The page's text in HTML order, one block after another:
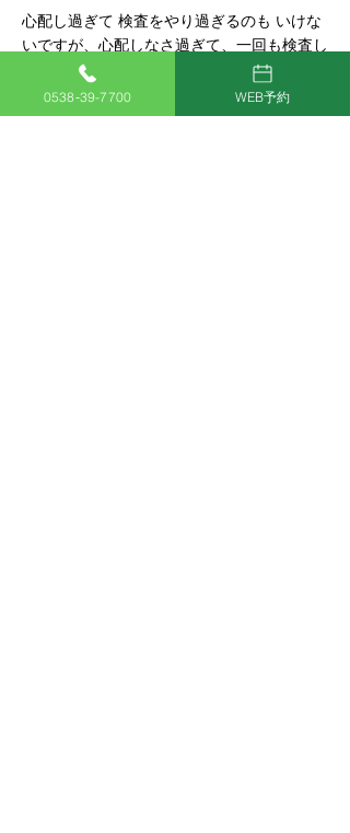
心配し過ぎて 検査をやり過ぎるのも いけな
いですが、心配しなさ過ぎて、一回も検査し
ないで自分は大丈夫というのが一番 危険性が
あります。
参考にしていただければ幸いです。
0538‐39-7700 WEB予約